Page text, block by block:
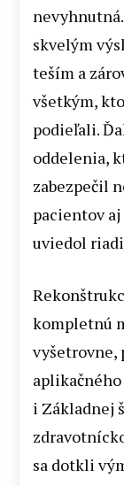
skvelým
teším a
všetkým,
podieľali.
oddelenia,
zabezpečil
pacientov aj
uviedol
kompletnú
vyšetrovne,
i Základnej
sa dotkli